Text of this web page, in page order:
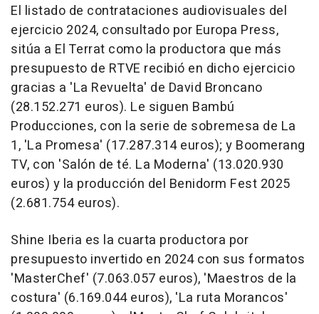
El listado de contrataciones audiovisuales del
ejercicio 2024, consultado por Europa Press,
sitúa a El Terrat como la productora que más
presupuesto de RTVE recibió en dicho ejercicio
gracias a 'La Revuelta' de David Broncano
(28.152.271 euros). Le siguen Bambú
Producciones, con la serie de sobremesa de La
1, 'La Promesa' (17.287.314 euros); y Boomerang
TV, con 'Salón de té. La Moderna' (13.020.930
euros) y la producción del Benidorm Fest 2025
(2.681.754 euros).
Shine Iberia es la cuarta productora por
presupuesto invertido en 2024 con sus formatos
'MasterChef' (7.063.057 euros), 'Maestros de la
costura' (6.169.044 euros), 'La ruta Morancos'